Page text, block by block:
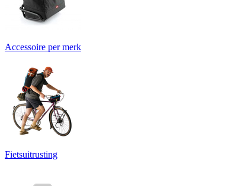
Accessoire per merk
Fietsuitrusting